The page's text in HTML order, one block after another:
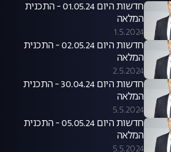
חדשות היום 01.05.24 - התכנית
המלאה
1.5.2024
חדשות היום 02.05.24 - התכנית
המלאה
2.5.2024
חדשות היום 30.04.24 - התכנית
המלאה
5.5.2024
חדשות היום 05.05.24 - התכנית
המלאה
5.5.2024